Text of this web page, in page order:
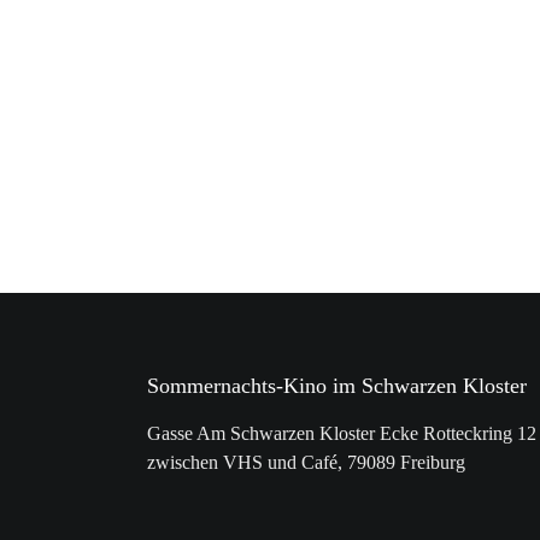
Sommernachts-Kino im Schwarzen Kloster
Gasse Am Schwarzen Kloster Ecke Rotteckring 12
zwischen VHS und Café, 79089 Freiburg